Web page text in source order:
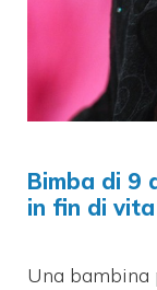
Bimba di 9
in fin di vita
Una bambina